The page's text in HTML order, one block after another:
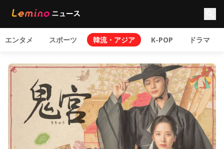
エンタメ スポーツ 韓流・アジア K-POP ドラマ